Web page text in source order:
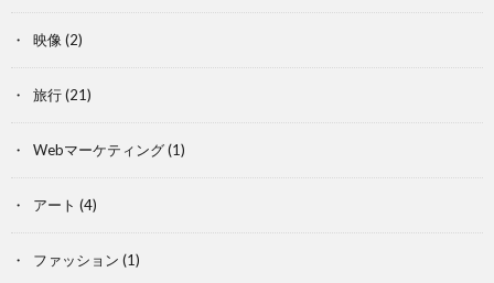
映像(2)
旅行(21)
Webマーケティング(1)
アート (4)
ファッション (1)